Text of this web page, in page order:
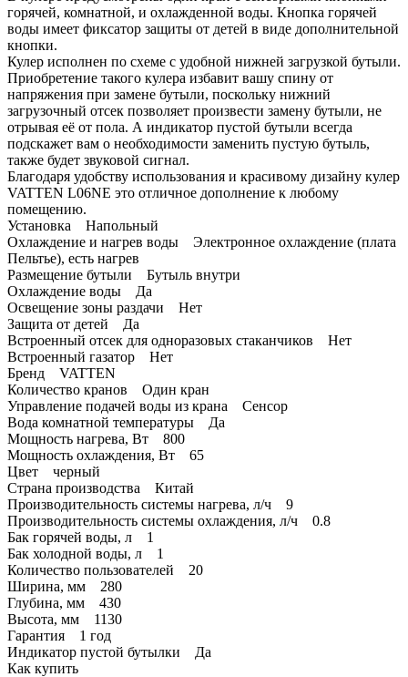
горячей, комнатной, и охлажденной воды. Кнопка горячей
воды имеет фиксатор защиты от детей в виде дополнительной
кнопки.
Кулер исполнен по схеме с удобной нижней загрузкой бутыли.
Приобретение такого кулера избавит вашу спину от
напряжения при замене бутыли, поскольку нижний
загрузочный отсек позволяет произвести замену бутыли, не
отрывая её от пола. А индикатор пустой бутыли всегда
подскажет вам о необходимости заменить пустую бутыль,
также будет звуковой сигнал.
Благодаря удобству использования и красивому дизайну кулер
VATTEN L06NE это отличное дополнение к любому
помещению.
Установка Напольный
Охлаждение и нагрев воды Электронное охлаждение (плата
Пельтье), есть нагрев
Размещение бутыли Бутыль внутри
Охлаждение воды Да
Освещение зоны раздачи Нет
Защита от детей Да
Встроенный отсек для одноразовых стаканчиков Нет
Встроенный газатор Нет
Бренд VATTEN
Количество кранов Один кран
Управление подачей воды из крана Сенсор
Вода комнатной температуры Да
Мощность нагрева, Вт 800
Мощность охлаждения, Вт 65
Цвет черный
Страна производства Китай
Производительность системы нагрева, л/ч 9
Производительность системы охлаждения, л/ч 0.8
Бак горячей воды, л 1
Бак холодной воды, л 1
Количество пользователей 20
Ширина, мм 280
Глубина, мм 430
Высота, мм 1130
Гарантия 1 год
Индикатор пустой бутылки Да
Как купить